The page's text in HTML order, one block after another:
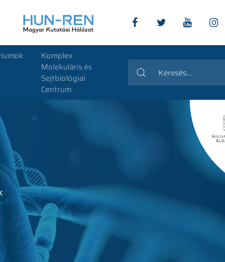
Komplex
Molekuláris és
Sejtbiológiai
Centrum